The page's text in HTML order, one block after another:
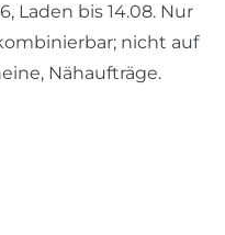
Laden bis 14.08. Nur
nicht auf
Nähaufträge.